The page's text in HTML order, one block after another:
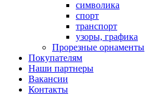
символика
спорт
транспорт
узоры, графика
Прорезные орнаменты
Покупателям
Наши партнеры
Вакансии
Контакты